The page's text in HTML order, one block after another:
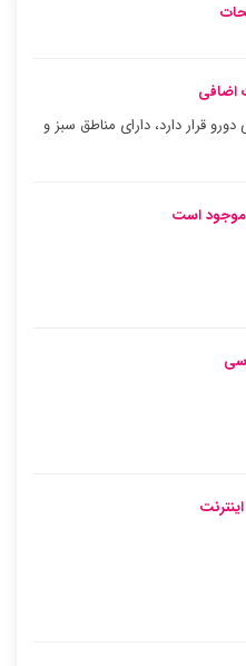
اضافی
قرار دارد، دارای مناطق سبز و
موجود است